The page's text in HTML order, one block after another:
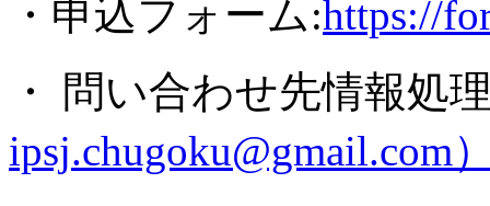
・申込フォーム:https://
・ 問い合わせ先情報処
ipsj.chugoku@gmail.com